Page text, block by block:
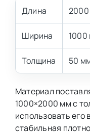
Длина
Ширина 1000
Толщина 50
Материал
1000×2000 мм с
использовать его
стабильная